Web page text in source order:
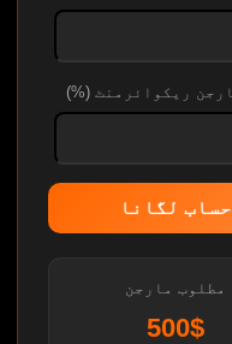
ریکوائرمنٹ (%)
حساب لگانا
مطلوب مارجن
500$